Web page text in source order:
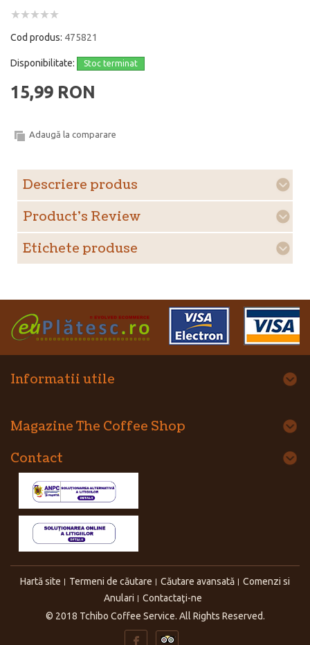
Cod produs: 475821
Disponibilitate: Stoc terminat
15,99 RON
Adaugă la comparare
Descriere produs
Product's Review
Etichete produse
Informatii utile
Magazine The Coffee Shop
Contact
Hartă site Termeni de căutare Căutare avansată
Comenzi si
Anulari
Contactaţi-ne
© 2018 Tchibo Coffee Service. All Rights Reserved.